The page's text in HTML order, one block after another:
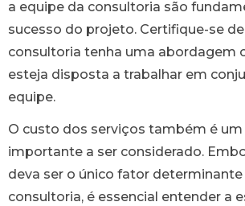
a equipe da consultoria são
sucesso do projeto. Certifique-se
consultoria tenha uma abordagem
esteja disposta a trabalhar em
equipe.
O custo dos serviços também é
importante a ser considerado.
deva ser o único fator determinante
consultoria, é essencial entender a